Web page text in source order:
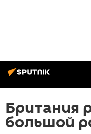
Британия
большой